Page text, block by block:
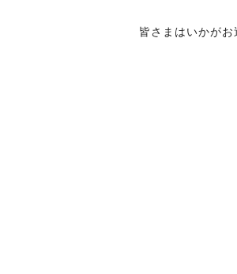
皆さまはいかがお